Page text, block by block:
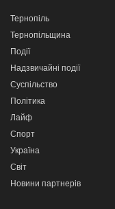
Тернопіль
Тернопільщина
Події
Надзвичайні події
Суспільство
Політика
Лайф
Спорт
Україна
Світ
Новини партнерів